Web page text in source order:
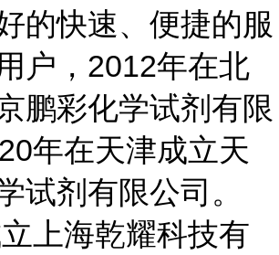
的快速、便捷的服
户，2012年在北
鹏彩化学试剂有限
年在天津成立天
试剂有限公司。
上海乾耀科技有